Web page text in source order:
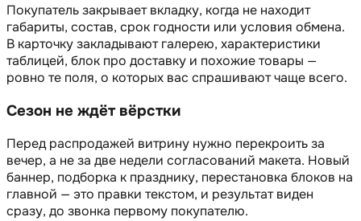
Покупатель закрывает вкладку, когда не находит
габариты, состав, срок годности или условия обмена.
В карточку закладывают галерею, характеристики
таблицей, блок про доставку и похожие товары —
ровно те поля, о которых вас спрашивают чаще всего.
Сезон не ждёт вёрстки
Перед распродажей витрину нужно перекроить за
вечер, а не за две недели согласований макета. Новый
баннер, подборка к празднику, перестановка блоков на
главной — это правки текстом, и результат виден
сразу, до звонка первому покупателю.